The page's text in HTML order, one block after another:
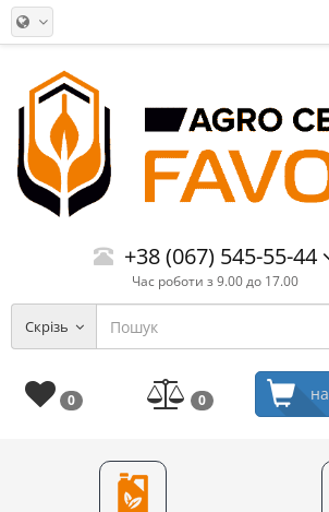
+38 (067) 545-55-44
Час роботи з 9.00 до 17.00
Скрізь
0 0 на